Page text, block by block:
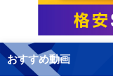
おすすめ動画